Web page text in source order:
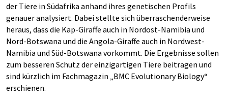
der Tiere in Südafrika anhand ihres genetischen Profils
genauer analysiert. Dabei stellte sich überraschenderweise
heraus, dass die Kap-Giraffe auch in Nordost-Namibia und
Nord-Botswana und die Angola-Giraffe auch in Nordwest-
Namibia und Süd-Botswana vorkommt. Die Ergebnisse sollen
zum besseren Schutz der einzigartigen Tiere beitragen und
sind kürzlich im Fachmagazin „BMC Evolutionary Biology“
erschienen.